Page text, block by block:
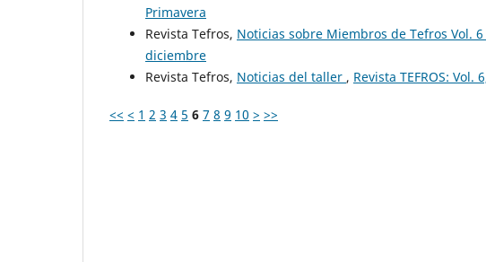
Primavera
Revista Tefros, Noticias sobre Miembros de Tefros Vol.
diciembre
Revista Tefros, Noticias del taller , Revista TEFROS:
<< < 1 2 3 4 5 6 7 8 9 10 > >>